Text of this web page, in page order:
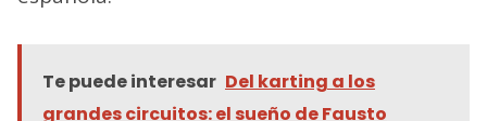
Te puede interesar Del karting a los
grandes circuitos: el sueño de Fausto